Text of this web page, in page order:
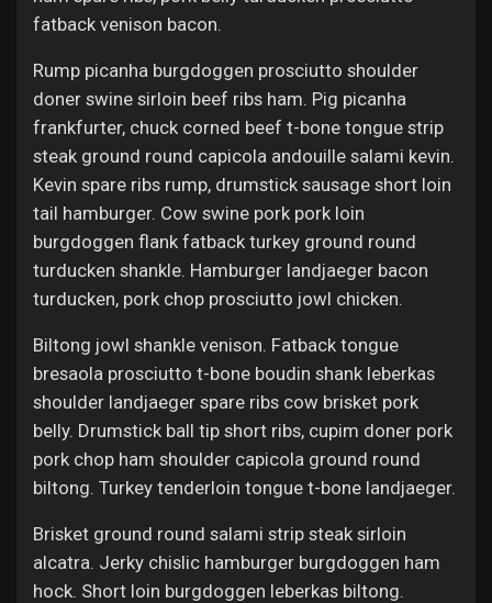
fatback venison bacon.
Rump picanha burgdoggen prosciutto shoulder
doner swine sirloin beef ribs ham. Pig picanha
frankfurter, chuck corned beef t-bone tongue strip
steak ground round capicola andouille salami kevin.
Kevin spare ribs rump, drumstick sausage short loin
tail hamburger. Cow swine pork pork loin
burgdoggen flank fatback turkey ground round
turducken shankle. Hamburger landjaeger bacon
turducken, pork chop prosciutto jowl chicken.
Biltong jowl shankle venison. Fatback tongue
bresaola prosciutto t-bone boudin shank leberkas
shoulder landjaeger spare ribs cow brisket pork
belly. Drumstick ball tip short ribs, cupim doner pork
pork chop ham shoulder capicola ground round
biltong. Turkey tenderloin tongue t-bone landjaeger.
Brisket ground round salami strip steak sirloin
alcatra. Jerky chislic hamburger burgdoggen ham
hock. Short loin burgdoggen leberkas biltong.